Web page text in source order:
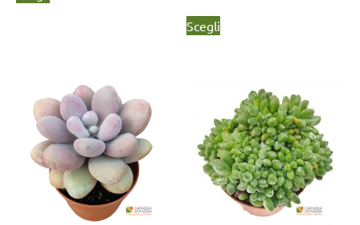
Scegli